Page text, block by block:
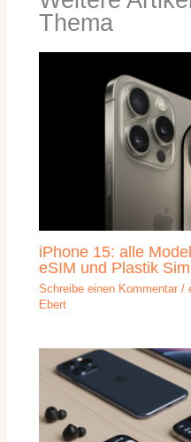
Thema
iPhone 15: alle
eSIM und Plastik Sim
Schreibe einen Kommentar /
Ebert